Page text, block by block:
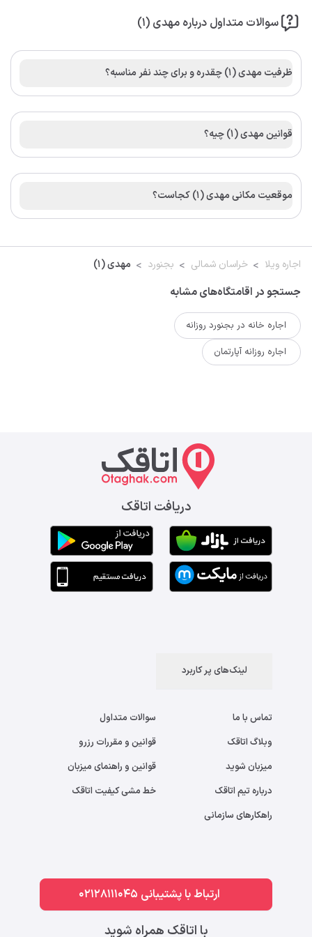
سوالات متداول درباره مهدی (1)
ظرفیت مهدی (1) چقدره و برای چند نفر مناسبه؟
قوانین مهدی (1) چیه؟
موقعیت مکانی مهدی (1) کجاست؟
اجاره ویلا خراسان شمالی بجنورد مهدی (1)
جستجو در اقامتگاه‌های مشابه
اجاره خانه در بجنورد روزانه
اجاره روزانه آپارتمان
دریافت اتاقک
لینک‌های پر کاربرد
تماس با ما
وبلاگ اتاقک
میزبان شوید
درباره تیم اتاقک
راهکارهای سازمانی
سوالات متداول
قوانین و مقررات رزرو
قوانین و راهنمای میزبان
خط مشی کیفیت اتاقک
ارتباط با پشتیبانی 02128111045
با اتاقک همراه شوید